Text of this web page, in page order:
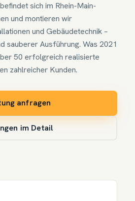
sich im Rhein-Main-
und montieren wir
und Gebäudetechnik –
sauberer Ausführung. Was 2021
50 erfolgreich realisierte
zahlreicher Kunden.
anfragen
im Detail